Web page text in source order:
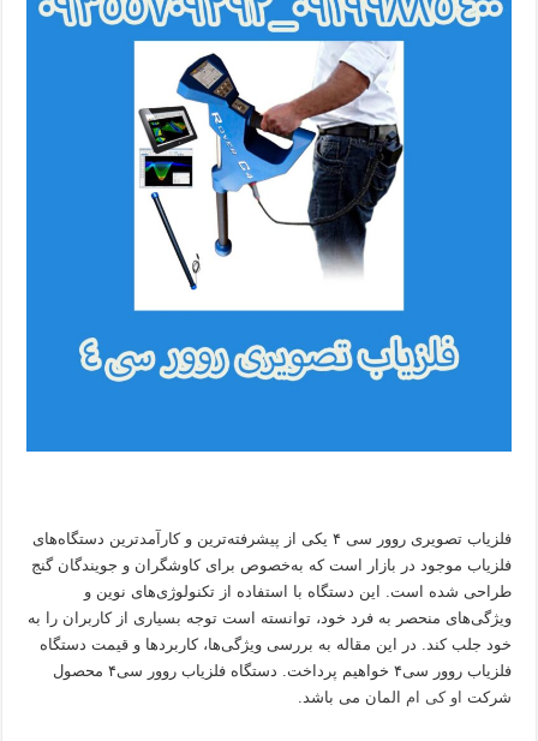
فلزیاب تصویری روور سی ۴ یکی از پیشرفته‌ترین و کارآمدترین دستگاه‌های
فلزیاب موجود در بازار است که به‌خصوص برای کاوشگران و جویندگان گنج
طراحی شده است. این دستگاه با استفاده از تکنولوژی‌های نوین و
ویژگی‌های منحصر به فرد خود، توانسته است توجه بسیاری از کاربران را به
خود جلب کند. در این مقاله به بررسی ویژگی‌ها، کاربردها و قیمت دستگاه
فلزیاب روور سی۴ خواهیم پرداخت. دستگاه فلزیاب روور سی۴ محصول
شرکت او کی ام المان می باشد.